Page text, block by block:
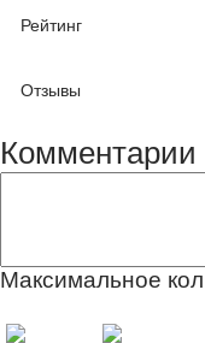
Рейтинг
Отзывы
Комментарии
Максимальное